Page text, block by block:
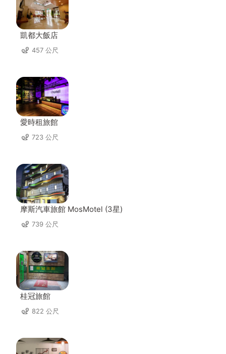
凱都大飯店
457 公尺
愛時租旅館
723 公尺
摩斯汽車旅館 MosMotel (3星)
739 公尺
桂冠旅館
822 公尺